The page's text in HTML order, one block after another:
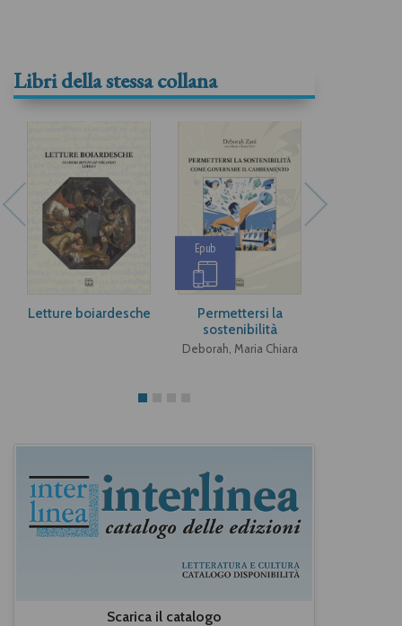
Libri della stessa collana
Letture boiardesche
Epub
Permettersi la
sostenibilità
Deborah, Maria Chiara
Scarica il catalogo